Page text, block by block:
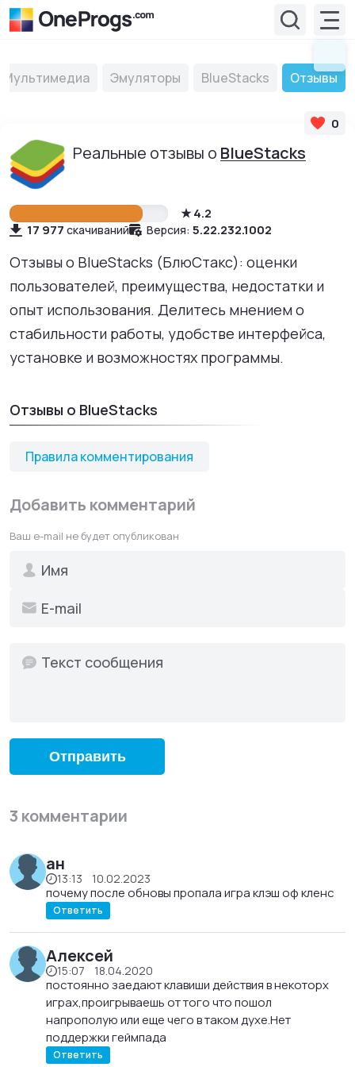
Мультимедиа Эмуляторы BlueStacks Отзывы
Реальные отзывы о BlueStacks
0
4.2
17 977 скачиваний Версия: 5.22.232.1002
Отзывы о BlueStacks (БлюСтакс): оценки
пользователей, преимущества, недостатки и
опыт использования. Делитесь мнением о
стабильности работы, удобстве интерфейса,
установке и возможностях программы.
Отзывы о BlueStacks
Правила комментирования
Добавить комментарий
Ваш e-mail не будет опубликован
Отправить
3 комментарии
ан
13:13 10.02.2023
почему после обновы пропала игра клэш оф кленс
Ответить
Алексей
15:07 18.04.2020
постоянно заедают клавиши действия в некоторх
играх,проигрываешь от того что пошол
напрополую или еще чего в таком духе.Нет
поддержки геймпада
Ответить
Комментарии на сайте предназначены для
обсуждения программ и обмена опытом их
использования. Пожалуйста, соблюдайте правила,
пишите по теме и уважайте других пользователей.
Комментарий должен содержать осмысленное
Пишите понятно и грамотно. Текст без пробелов,
пунктуации или с большим количеством ошибок
сообщения считаются спамом.
Комментарии должны относиться к теме
страницы: работе программы, установке,
функциям, ошибкам или удобству использования.
продвижения сервисов, размещения ссылок или
содержит:
Политические обсуждения, провокации или темы,
не связанные с программой.
Спам, рекламу или массовые повторяющиеся
Текст, написанный полностью заглавными
вопросительных или других лишних символов.
Личные данные других людей без их согласия.
Приветствуются комментарии, которые:
описывают ваш личный опыт использования
программы;
объясняют преимущества или недостатки;
помогают другим пользователям понять, стоит
ли устанавливать программу.
Администрация сайта оставляет за собой право